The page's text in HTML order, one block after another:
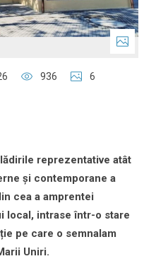
936
6
reprezentative atât
și contemporane a
cea a amprentei
local, intrase într-o stare
pe care o semnalam
Uniri.